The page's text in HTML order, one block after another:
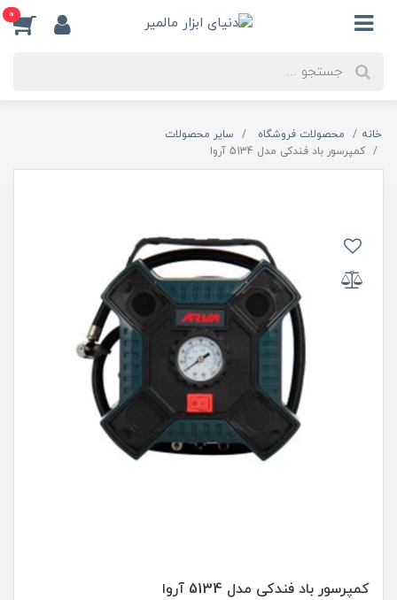
0
خانه محصولات فروشگاه
سایر محصولات
کمپرسور باد فندکی مدل 5134 آروا
کمپرسور باد فندکی مدل 5134 آروا